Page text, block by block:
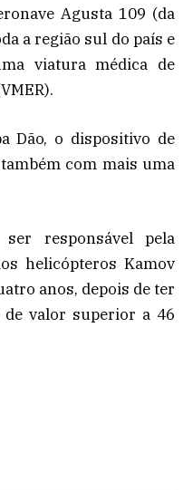
Agusta 109 (da
a região sul do país e
viatura médica de
Dão, o dispositivo de
com mais uma
responsável pela
helicópteros Kamov
anos, depois de ter
valor superior a 46